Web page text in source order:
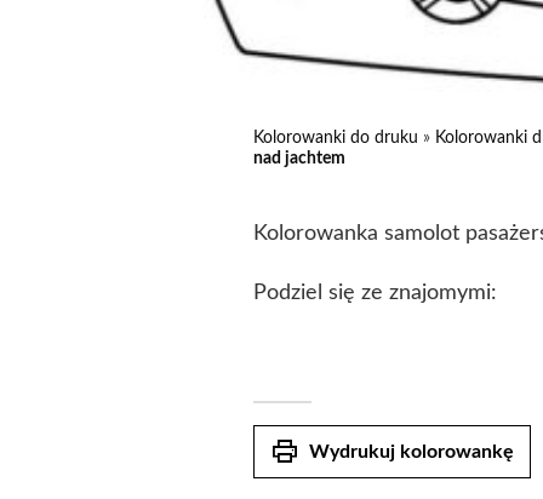
Kolorowanki do druku » Kolorowanki
nad jachtem
Kolorowanka samolot
Podziel się ze znajomymi:
print Wydrukuj kolorowankę